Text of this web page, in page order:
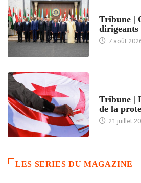
Tribune |
dirigeants
7 août
Tribune |
de la
21 juillet
LES SERIES DU MAGAZINE